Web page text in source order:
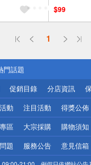
$99
1
偏遠地區配送
獎公告
門話題
行優惠
遠地區配送
騙網頁！請小心！
促銷目錄 分店資訊
動 注目活動 得獎公佈
區 大宗採購 購物須知
題 服務公告 意見信箱